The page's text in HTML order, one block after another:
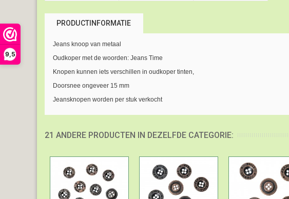
9,5
PRODUCTINFORMATIE
Jeans knoop van metaal
Oudkoper met de woorden: Jeans Time
Knopen kunnen iets verschillen in oudkoper tinten,
Doorsnee ongeveer 15 mm
Jeansknopen worden per stuk verkocht
21 ANDERE PRODUCTEN IN DEZELFDE CATEGORIE: